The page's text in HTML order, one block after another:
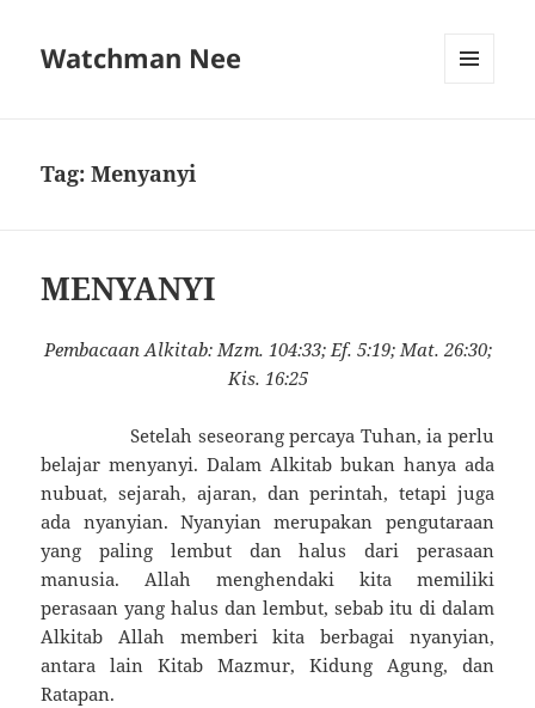
Watchman Nee
Tag:Menyanyi
MENYANYI
Pembacaan Alkitab: Mzm. 104:33; Ef. 5:19; Mat. 26:30;
Kis. 16:25
Setelah seseorang percaya Tuhan, ia perlu
belajar menyanyi. Dalam Alkitab bukan hanya ada
nubuat, sejarah, ajaran, dan perintah, tetapi juga
ada nyanyian. Nyanyian merupakan pengutaraan
yang paling lembut dan halus dari perasaan
manusia. Allah menghendaki kita memiliki
perasaan yang halus dan lembut, sebab itu di dalam
Alkitab Allah memberi kita berbagai nyanyian,
antara lain Kitab Mazmur, Kidung Agung, dan
Ratapan.